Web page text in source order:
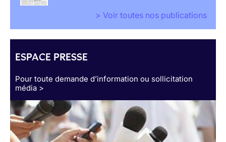
> Voir toutes nos publications
ESPACE PRESSE
Pour toute demande d’information ou sollicitation
média >